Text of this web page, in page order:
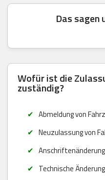
Das sagen
Wofür ist die
zuständig?
Abmeldung von
Neuzulassung von
Technische